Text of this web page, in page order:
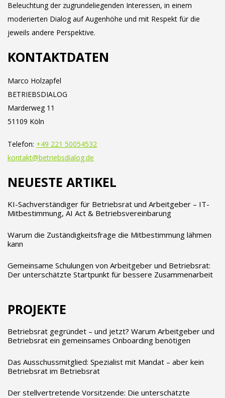
Beleuchtung der zugrundeliegenden Interessen, in einem
moderierten Dialog auf Augenhöhe und mit Respekt für die
jeweils andere Perspektive.
KONTAKTDATEN
Marco Holzapfel
BETRIEBSDIALOG
Marderweg 11
51109 Köln
Telefon: +49 221 50054532
kontakt@betriebsdialog.de
NEUESTE ARTIKEL
KI-Sachverständiger für Betriebsrat und Arbeitgeber – IT-
Mitbestimmung, AI Act & Betriebsvereinbarung
Warum die Zuständigkeitsfrage die Mitbestimmung lähmen
kann
Gemeinsame Schulungen von Arbeitgeber und Betriebsrat:
Der unterschätzte Startpunkt für bessere Zusammenarbeit
PROJEKTE
Betriebsrat gegründet – und jetzt? Warum Arbeitgeber und
Betriebsrat ein gemeinsames Onboarding benötigen
Das Ausschussmitglied: Spezialist mit Mandat – aber kein
Betriebsrat im Betriebsrat
Der stellvertretende Vorsitzende: Die unterschätzte